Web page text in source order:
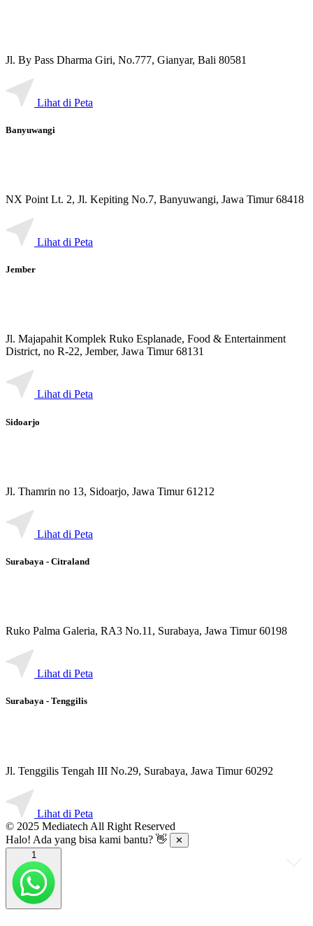
Jl. By Pass Dharma Giri, No.777, Gianyar, Bali 80581
Lihat di Peta
Banyuwangi
NX Point Lt. 2, Jl. Kepiting No.7, Banyuwangi, Jawa Timur 68418
Lihat di Peta
Jember
Jl. Majapahit Komplek Ruko Esplanade, Food & Entertainment
District, no R-22, Jember, Jawa Timur 68131
Lihat di Peta
Sidoarjo
Jl. Thamrin no 13, Sidoarjo, Jawa Timur 61212
Lihat di Peta
Surabaya - Citraland
Ruko Palma Galeria, RA3 No.11, Surabaya, Jawa Timur 60198
Lihat di Peta
Surabaya - Tenggilis
Jl. Tenggilis Tengah III No.29, Surabaya, Jawa Timur 60292
Lihat di Peta
© 2025 Mediatech All Right Reserved
Halo! Ada yang bisa kami bantu? 👋
✕
1